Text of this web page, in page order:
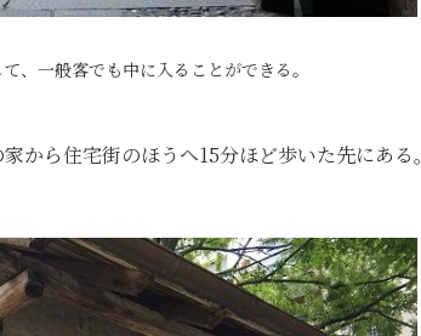
、一般客でも中に入ることができる。
から住宅街のほうへ15分ほど歩いた先にある。